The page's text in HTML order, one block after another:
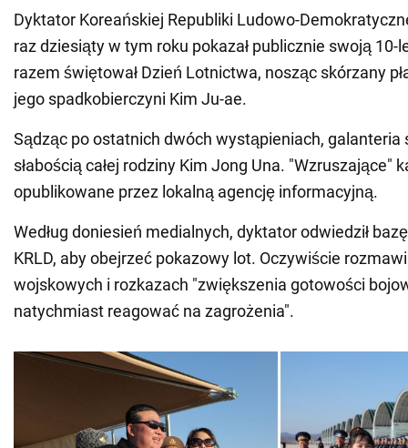
Dyktator Koreańskiej Republiki Ludowo-
raz dziesiąty w tym roku pokazał publicznie swoją 10-
razem świętował Dzień Lotnictwa, nosząc skórzany
jego spadkobierczyni Kim Ju-ae.
Sądząc po ostatnich dwóch wystąpieniach, galanteria
słabością całej rodziny Kim Jong Una. "Wzruszające"
opublikowane przez lokalną agencję informacyjną.
Według doniesień medialnych, dyktator odwiedził
KRLD, aby obejrzeć pokazowy lot. Oczywiście
wojskowych i rozkazach "zwiększenia gotowości
natychmiast reagować na zagrożenia".